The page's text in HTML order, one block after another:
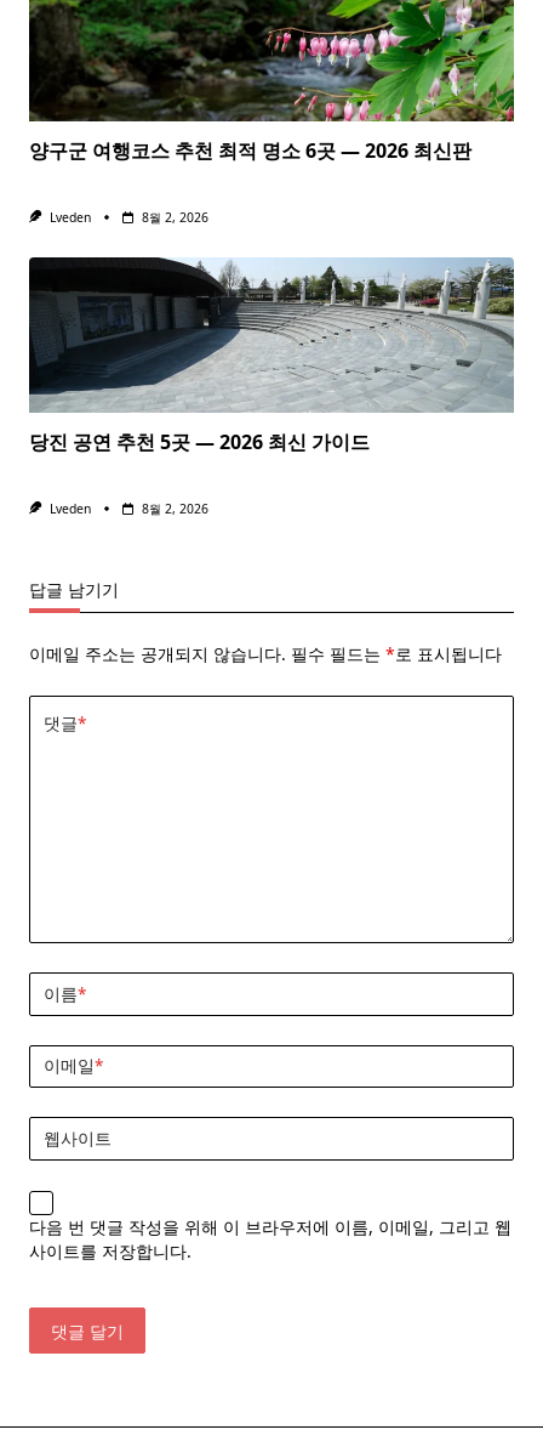
양구군 여행코스 추천 최적 명소 6곳 — 2026 최신판
Lveden 8월 2, 2026
당진 공연 추천 5곳 — 2026 최신 가이드
Lveden 8월 2, 2026
답글 남기기
이메일 주소는 공개되지 않습니다. 필수 필드는 *로 표시됩니다
댓글*
이름*
이메일*
웹사이트
다음 번 댓글 작성을 위해 이 브라우저에 이름, 이메일, 그리고 웹
사이트를 저장합니다.